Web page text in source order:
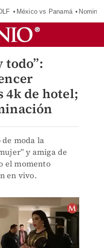
México vs Panamá
todo”:
4k de hotel;
moda la
y amiga de
el momento
en vivo.